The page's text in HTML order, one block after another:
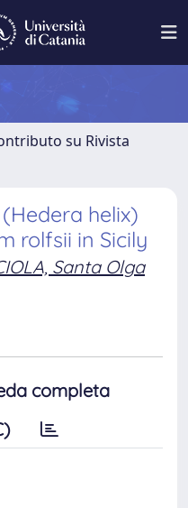
su Rivista
helix)
rolfsii in Sicily
Santa Olga
completa